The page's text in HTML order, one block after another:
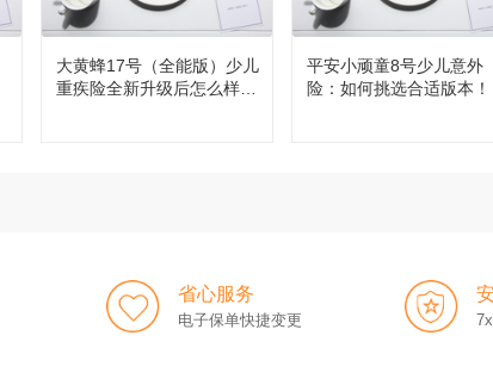
大黄蜂17号（全能版）少儿
重疾险全新升级后怎么样，
平安小顽童8号少儿意外
险：如何挑选合适版本！
省心服务
电子保单快捷变更